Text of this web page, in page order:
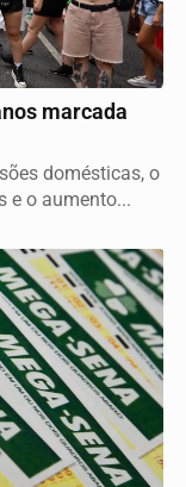
marcada
domésticas, o
e o aumento...